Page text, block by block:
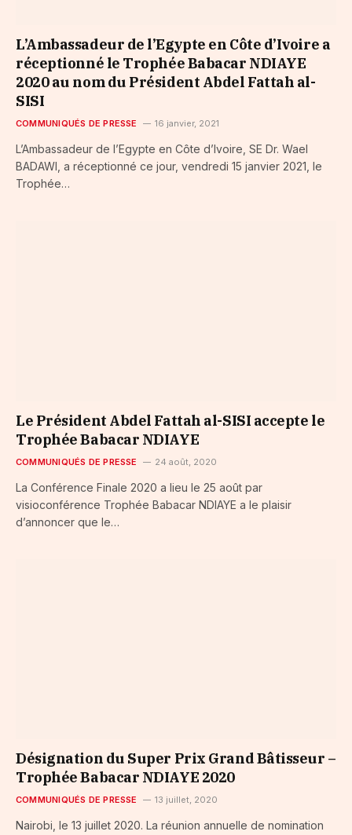
L’Ambassadeur de l’Egypte en Côte d’Ivoire a
réceptionné le Trophée Babacar NDIAYE
2020 au nom du Président Abdel Fattah al-
SISI
COMMUNIQUÉS DE PRESSE 16 janvier, 2021
L’Ambassadeur de l’Egypte en Côte d’Ivoire, SE Dr. Wael
BADAWI, a réceptionné ce jour, vendredi 15 janvier 2021, le
Trophée…
Le Président Abdel Fattah al-SISI accepte le
Trophée Babacar NDIAYE
COMMUNIQUÉS DE PRESSE 24 août, 2020
La Conférence Finale 2020 a lieu le 25 août par
visioconférence Trophée Babacar NDIAYE a le plaisir
d’annoncer que le…
Désignation du Super Prix Grand Bâtisseur –
Trophée Babacar NDIAYE 2020
COMMUNIQUÉS DE PRESSE 13 juillet, 2020
Nairobi, le 13 juillet 2020. La réunion annuelle de nomination